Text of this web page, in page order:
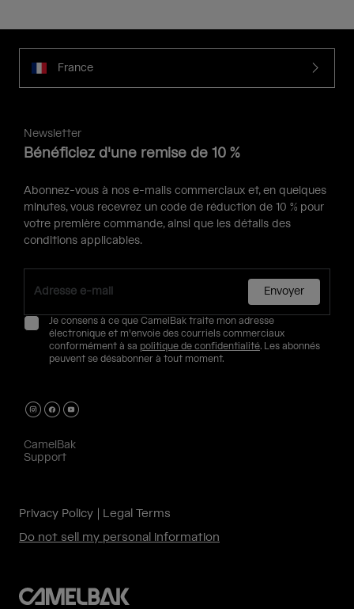
France
Newsletter
Bénéficiez d'une remise de 10 %
Abonnez-vous à nos e-mails commerciaux et, en quelques
minutes, vous recevrez un code de réduction de 10 % pour
votre première commande, ainsi que les détails des
conditions applicables.
Envoyer
Je consens à ce que CamelBak traite mon adresse
électronique et m'envoie des courriels commerciaux
conformément à sa politique de confidentialité. Les abonnés
peuvent se désabonner à tout moment.
CamelBak
Support
Privacy Policy
Legal Terms
Do not sell my personal information